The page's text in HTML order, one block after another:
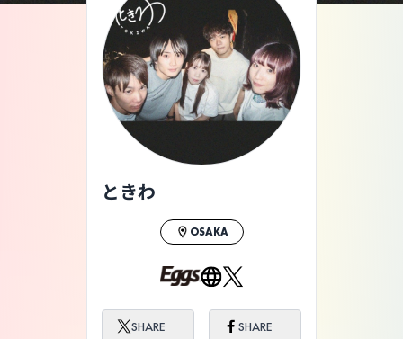
ライブ体験をもっと楽しく、もっと便利
に。
ときわ
OSAKA
SHARE SHARE